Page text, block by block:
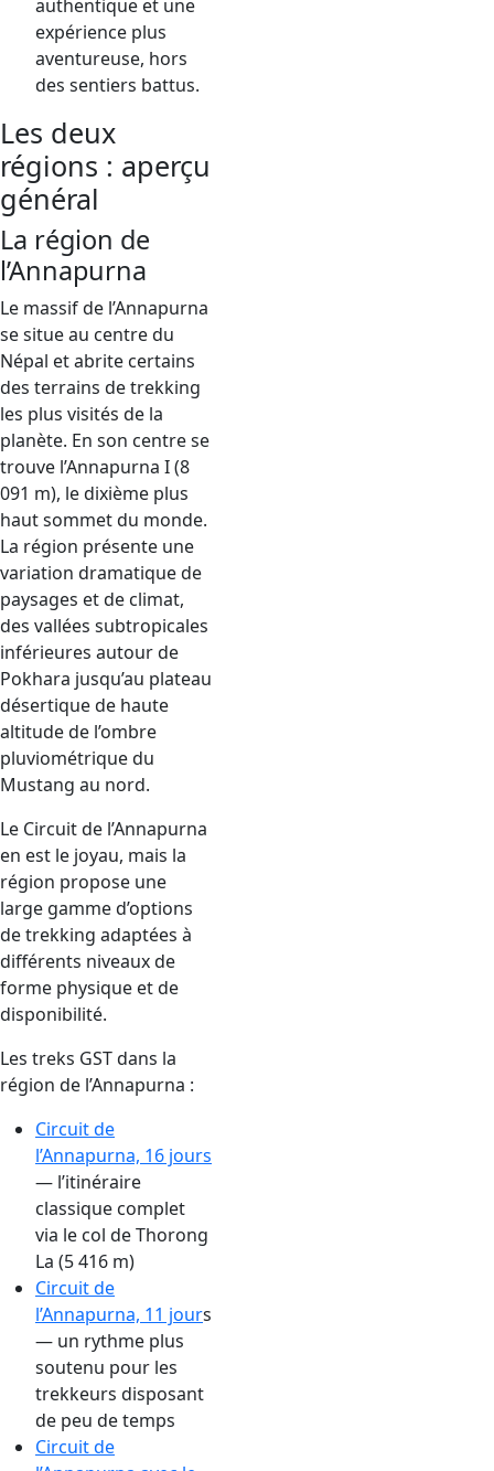
authentique et une
expérience plus
aventureuse, hors
des sentiers battus.
Les deux
régions : aperçu
général
La région de
l’Annapurna
Le massif de l’Annapurna
se situe au centre du
Népal et abrite certains
des terrains de trekking
les plus visités de la
planète. En son centre se
trouve l’Annapurna I (8
091 m), le dixième plus
haut sommet du monde.
La région présente une
variation dramatique de
paysages et de climat,
des vallées subtropicales
inférieures autour de
Pokhara jusqu’au plateau
désertique de haute
altitude de l’ombre
pluviométrique du
Mustang au nord.
Le Circuit de l’Annapurna
en est le joyau, mais la
région propose une
large gamme d’options
de trekking adaptées à
différents niveaux de
forme physique et de
disponibilité.
Les treks GST dans la
région de l’Annapurna :
Circuit de
l’Annapurna, 16 jours
— l’itinéraire
classique complet
via le col de Thorong
La (5 416 m)
Circuit de
l’Annapurna, 11 jours
— un rythme plus
soutenu pour les
trekkeurs disposant
de peu de temps
Circuit de